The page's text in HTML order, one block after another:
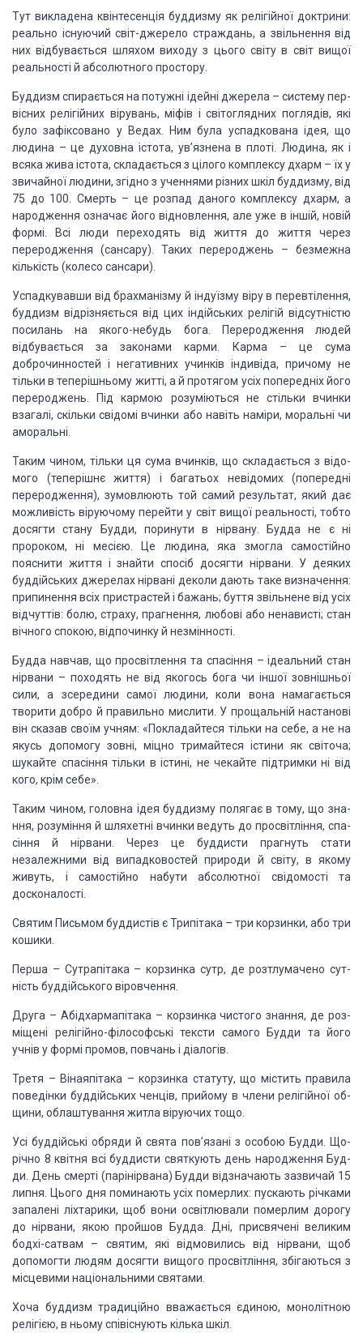
Тут викладена квінтесенція буддизму як релігійної доктрини:
реально існуючий світ-джерело страждань, а звільнення від
них відбувається шляхом виходу з цього світу в світ вищої
реальності й абсолютного простору.
Буддизм спирається на потужні ідейні джерела – системупер­
вісних релігійних вірувань, міфів і світоглядних поглядів, які
було зафіксовано у Ведах. Ним була успадкована ідея, що
людина – це духовна істота, ув’язнена в плоті. Людина, як і
всяка жива істота, складається з цілого комплексу дхарм – їх у
звичайної людини, згідно з учен­нями різних шкіл буддизму, від
75 до 100. Смерть – це розпад да­ного комплексу дхарм, а
народження означає його відновлення, але уже в іншій, новій
формі. Всі люди переходять від життя до життя через
переродження (сансару). Таких перероджень – без­межна
кількість (колесо сансари).
Успадкувавши від брахманізму й індуїзму віру в перевтілення,
буддизм відрізняється від цих індійських релігій відсутністю
по­силань на якого-небудь бога. Переродження людей
відбувається за законами карми. Карма – це сума
доброчинностей і негатив­них учинків індивіда, причому не
тільки в теперішньому жит­ті, а й протягом усіх попередніх його
перероджень. Під кармою розуміються не стільки вчинки
взагалі, скільки свідомі вчинки або навіть наміри, моральні чи
аморальні.
Таким чином, тільки ця сума вчинків, що складається з відо­
мого (теперішнє життя) і багатьох невідомих (попередні
переро­дження), зумовлюють той самий результат, який дає
можливість віруючому перейти у світвищої реальності, тобто
досягти стану Будди, поринути в нірвану. Будда не є ні
пророком, ні месією. Це людина, яка змогла самостійно
пояснити життя і знайти спосіб досягти нірвани. У деяких
буддійських джерелах нірвані деколи дають таке визна­чення:
припинення всіх пристрастей і бажань; буття звільнене від усіх
відчуттів: болю, страху, прагнення, любові або ненависті; стан
вічного спокою, відпочинку й незмінності.
Будда навчав, що просвітлення та спасіння – ідеальний стан
нірвани – походять не від якогось бога чи іншої зовнішньої
сили, а зсередини самої людини, коли вона намагається
творити добро й правильно мислити. У прощальній настанові
він сказав своїм учням: «Покладайтеся тільки на себе, а не на
якусь допомогу зовні, міцно тримайтеся істини як світоча;
шукайте спасіння тільки в істині, не чекайте підтримки ні від
кого, крім себе».
Таким чином, головна ідея буддизму полягає в тому, що зна­
ння, розуміння й шляхетні вчинки ведуть до просвітління, спа­
сіння й нірвани. Через це буддисти прагнуть стати
незалежними від випадковостей природи й світу, в якому
живуть, і самостійно набути абсолютної свідомості та
досконалості.
Святим Письмом буддистів є Трипітака – три корзинки, або три
кошики.
Перша – Сутрапітака – корзинка сутр, де розтлумачено сут­
ність буддійського віровчення.
Друга – Абідхармапітака – корзинка чистого знання, де роз­
міщені релігійно-філософські тексти самого Будди та його
учнів у формі промов, повчань і діалогів.
Третя – Вінаяпітака – корзинка статуту, що містить правила
поведінки буддійських ченців, прийому в члени релігійної об­
щини, облаштування житла віруючих тощо.
Усі буддійські обряди й свята пов’язані з особою Будди.
Що­
річно 8 квітня всі буддисти святкують день народження Буд­
ди. День смерті (парінірвана) Будди відзначають зазвичай 15
липня. Цього дня поминають усіх померлих: пускають річками
запалені ліхтарики, щоб вони освітлювали померлим дорогу
до нірвани, якою пройшов Будда. Дні, присвячені великим
бодхі-сатвам – святим, які відмовились від нірвани, щоб
допомогти людям досягти вищого просвітління, збігаються з
місцевими національними святами.
Хоча буддизм традиційно вважається єдиною, монолітною
релігією, в ньому співіснують кілька шкіл.